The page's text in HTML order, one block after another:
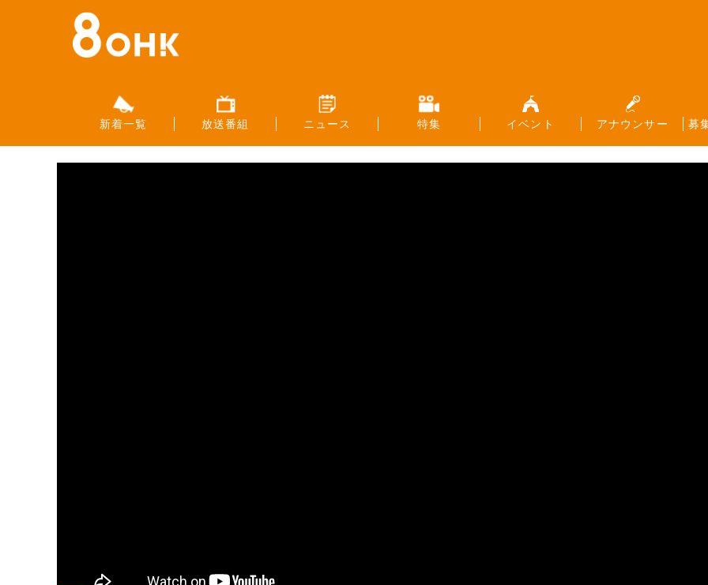
新着一覧 放送番組 ニュース 特集 イベント アナウンサー 募